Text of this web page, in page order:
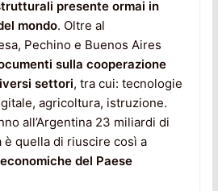
presente ormai in
mondo. Oltre al
Pechino e Buenos Aires
sulla cooperazione
settori, tra cui: tecnologie
agricoltura, istruzione.
all’Argentina 23 miliardi di
è quella di riuscire così a
del Paese